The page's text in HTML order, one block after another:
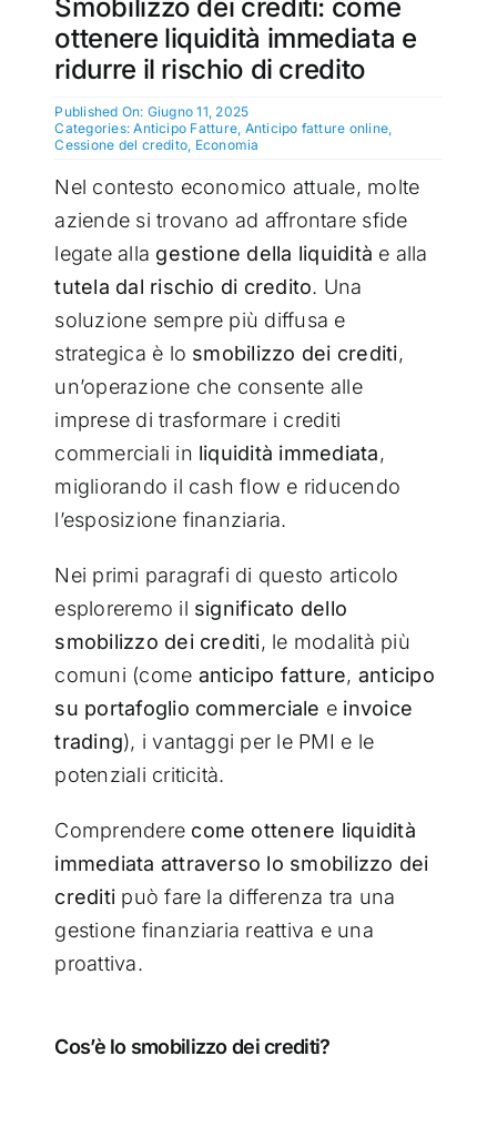
Smobilizzo dei crediti: come
ottenere liquidità immediata e
ridurre il rischio di credito
Published On: Giugno 11, 2025
Categories:Anticipo Fatture Anticipo fatture online
Cessione del credito Economia
Nel contesto economico attuale, molte
aziende si trovano ad affrontare sfide
legate alla gestione della liquidità e alla
tutela dal rischio di credito. Una
soluzione sempre più diffusa e
strategica è lo smobilizzo dei crediti,
un’operazione che consente alle
imprese di trasformare i crediti
commerciali in liquidità immediata,
migliorando il cash flow e riducendo
l’esposizione finanziaria.
Nei primi paragrafi di questo articolo
esploreremo il significato dello
smobilizzo dei crediti, le modalità più
comuni (come anticipo fatture, anticipo
su portafoglio commerciale e invoice
trading), i vantaggi per le PMI e le
potenziali criticità.
Comprendere come ottenere liquidità
immediata attraverso lo smobilizzo dei
crediti può fare la differenza tra una
gestione finanziaria reattiva e una
proattiva.
Cos’è lo smobilizzo dei crediti?